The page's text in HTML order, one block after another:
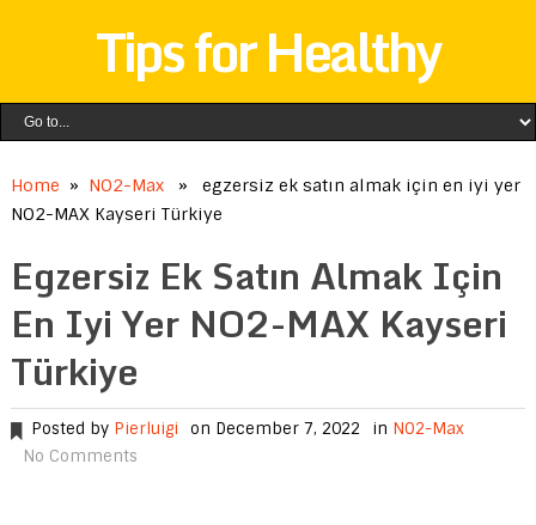
Tips for Healthy
Home » NO2-Max» egzersiz ek satın almak için en iyi yer
NO2-MAX Kayseri Türkiye
Egzersiz Ek Satın Almak Için
En Iyi Yer NO2-MAX Kayseri
Türkiye
Posted by Pierluigi on December 7, 2022 in NO2-Max
No Comments